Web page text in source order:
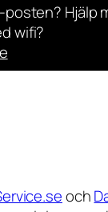
Hjälp
wifi?
och